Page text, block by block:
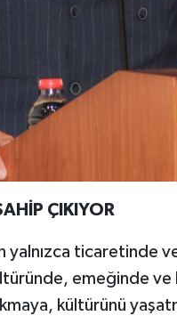
ÇIKIYOR
yalnızca ticaretinde
emeğinde ve
kültürünü